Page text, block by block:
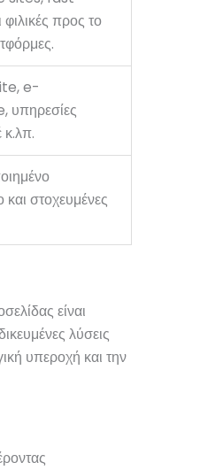
προς το
e-
και στοχευμένες
είναι
λύσεις
υπεροχή και την